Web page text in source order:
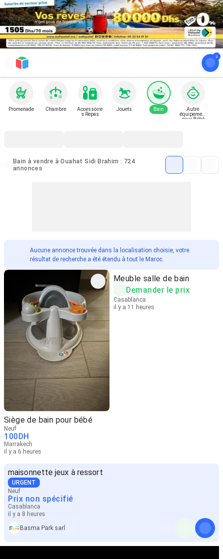
Promenade Chambre
Accessoire
s Repas
Jouets Bain
Autre
équipement
pour Bébé
Bain à vendre à Ouahat Sidi Brahim : 724
annonces
Aucune annonce trouvée dans la localisation choisie, votre
résultat de recherche a été étendu à tout le Maroc.
Siège de bain pour bébé
Neuf
100DH
Marrakech
il y a 6 heures
maisonnette jeux à ressort
URGENT
Neuf
Prix non spécifié
Casablanca
il y a 8 heures
Basma Park sarl
Meuble salle de bain
Demander le prix
Casablanca
il y a 11 heures